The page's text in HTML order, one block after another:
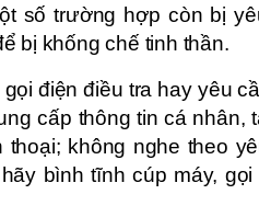
số trường hợp còn bị
bị khống chế tinh thần.
điện điều tra hay yêu
cấp thông tin cá nhân,
không nghe theo
bình tĩnh cúp máy,